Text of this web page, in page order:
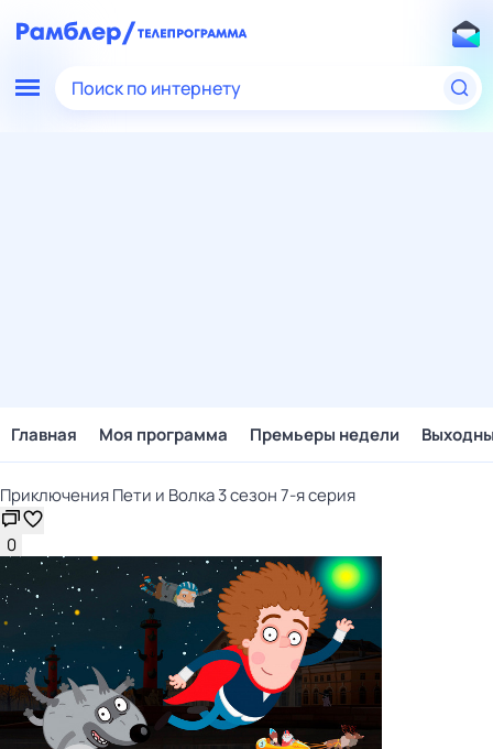
Поиск по интернету
Главная Моя программа Премьеры недели
Приключения Пети и Волка 3 сезон 7-я серия
0